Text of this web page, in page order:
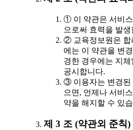
① 이 약관은 서비
으로써 효력을 발생
② 교육정보원은 합
에는 이 약관을 변
경한 경우에는 지
공시합니다.
③ 이용자는 변경된
으면, 언제나 서비
약을 해지할 수 있
제 3 조 (약관외 준칙)